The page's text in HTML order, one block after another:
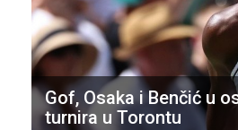
Gof, Osaka i Benčić u
turnira u Torontu